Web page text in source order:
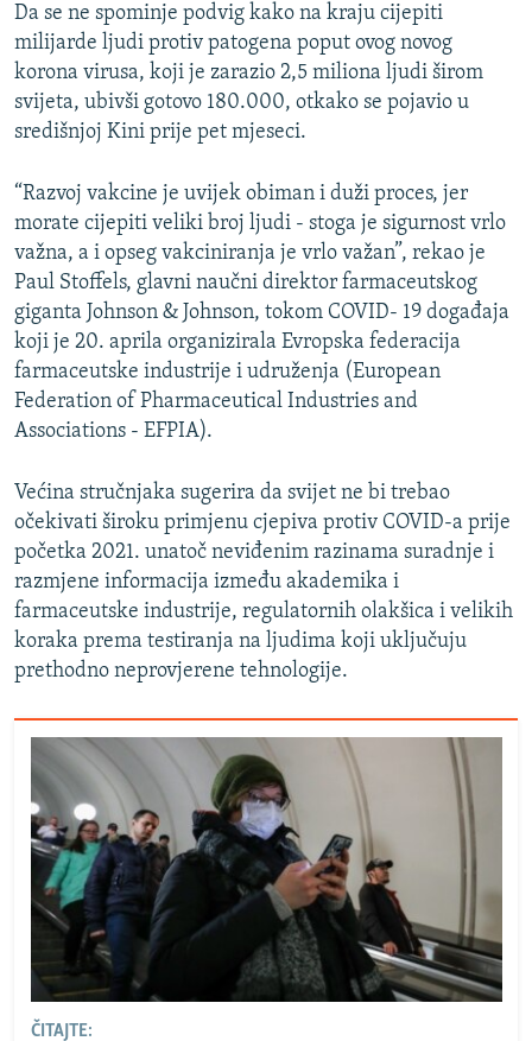
Da se ne spominje podvig kako na kraju cijepiti
milijarde ljudi protiv patogena poput ovog novog
korona virusa, koji je zarazio 2,5 miliona ljudi širom
svijeta, ubivši gotovo 180.000, otkako se pojavio u
središnjoj Kini prije pet mjeseci.
“Razvoj vakcine je uvijek obiman i duži proces, jer
morate cijepiti veliki broj ljudi - stoga je sigurnost vrlo
važna, a i opseg vakciniranja je vrlo važan”, rekao je
Paul Stoffels, glavni naučni direktor farmaceutskog
giganta Johnson & Johnson, tokom COVID- 19 događaja
koji je 20. aprila organizirala Evropska federacija
farmaceutske industrije i udruženja (European
Federation of Pharmaceutical Industries and
Associations - EFPIA).
Većina stručnjaka sugerira da svijet ne bi trebao
očekivati široku primjenu cjepiva protiv COVID-a prije
početka 2021. unatoč neviđenim razinama suradnje i
razmjene informacija između akademika i
farmaceutske industrije, regulatornih olakšica i velikih
koraka prema testiranja na ljudima koji uključuju
prethodno neprovjerene tehnologije.
ČITAJTE: